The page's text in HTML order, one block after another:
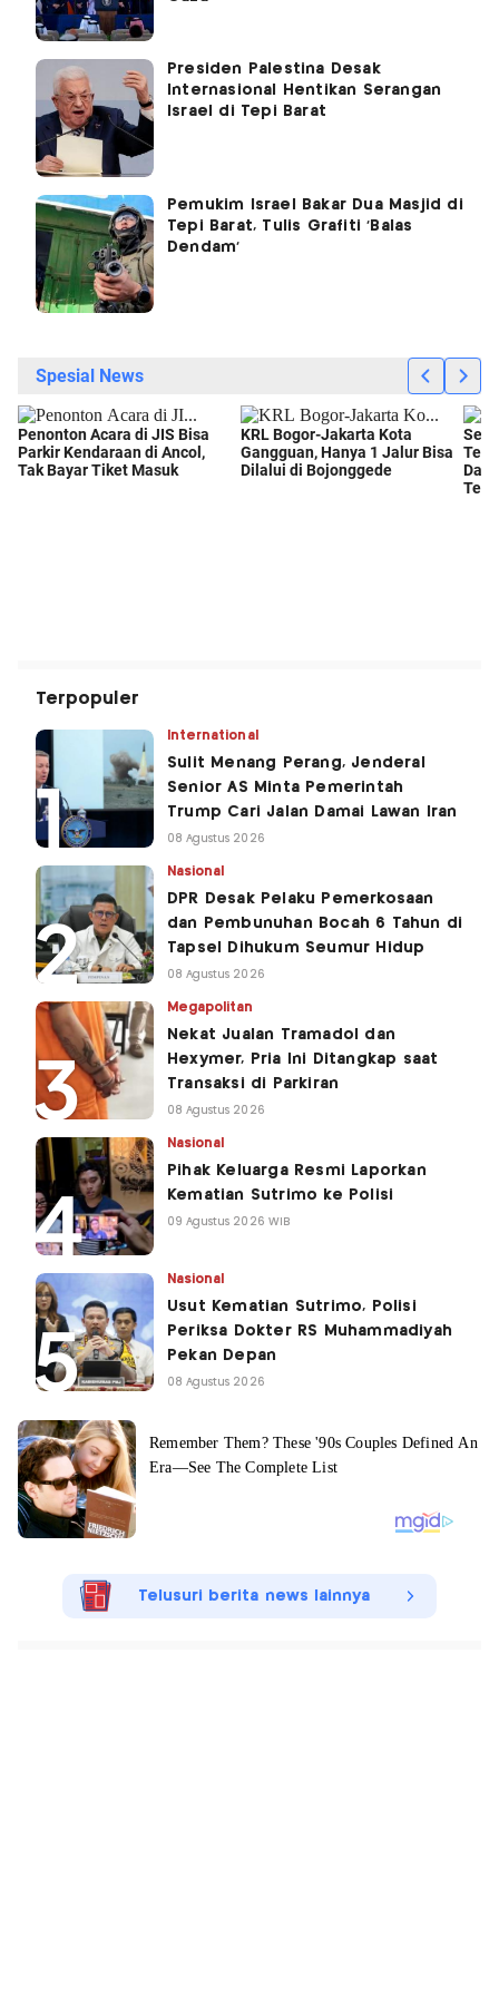
Presiden Palestina Desak
Internasional Hentikan Serangan
Israel di Tepi Barat
Pemukim Israel Bakar Dua Masjid di
Tepi Barat, Tulis Grafiti 'Balas
Dendam'
Terpopuler
International
Sulit Menang Perang, Jenderal
Senior AS Minta Pemerintah
Trump Cari Jalan Damai Lawan Iran
08 Agustus 2026
Nasional
DPR Desak Pelaku Pemerkosaan
dan Pembunuhan Bocah 6 Tahun di
Tapsel Dihukum Seumur Hidup
08 Agustus 2026
Megapolitan
Nekat Jualan Tramadol dan
Hexymer, Pria Ini Ditangkap saat
Transaksi di Parkiran
08 Agustus 2026
Nasional
Pihak Keluarga Resmi Laporkan
Kematian Sutrimo ke Polisi
09 Agustus 2026 WIB
Nasional
Usut Kematian Sutrimo, Polisi
Periksa Dokter RS Muhammadiyah
Pekan Depan
08 Agustus 2026
Telusuri berita news lainnya